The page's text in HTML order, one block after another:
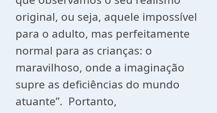
original, ou seja, aquele impossível
para o adulto, mas perfeitamente
normal para as crianças: o
maravilhoso, onde a imaginação
supre as deficiências do mundo
atuante”. Portanto,